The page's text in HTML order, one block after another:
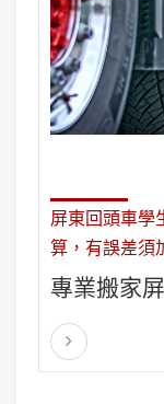
屏東回頭車學
算，有誤差須
家放心有保障
專業搬家
價合約保